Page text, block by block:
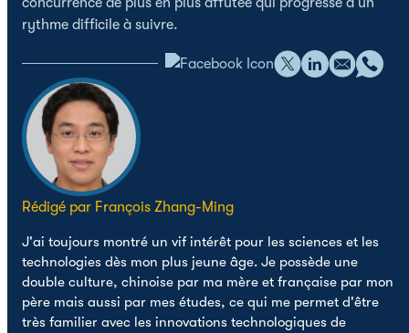
rythme difficile à suivre.
Rédigé par François Zhang-Ming
J'ai toujours montré un vif intérêt pour les sciences et les
technologies dès mon plus jeune âge. Je possède une
double culture, chinoise par ma mère et française par mon
père mais aussi par mes études, ce qui me permet d'être
très familier avec les innovations technologiques de